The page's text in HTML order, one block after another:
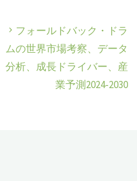
フォールドバック・ドラ
ムの世界市場考察、データ
分析、成長ドライバー、産
業予測2024-2030